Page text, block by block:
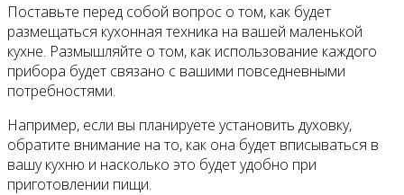
Поставьте перед собой вопрос о том, как будет
размещаться кухонная техника на вашей маленькой
кухне. Размышляйте о том, как использование каждого
прибора будет связано с вашими повседневными
потребностями.
Например, если вы планируете установить духовку,
обратите внимание на то, как она будет вписываться в
вашу кухню и насколько это будет удобно при
приготовлении пищи.